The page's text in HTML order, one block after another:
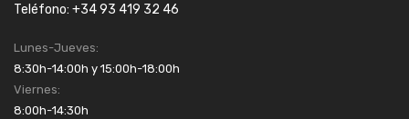
Teléfono: +34 93 419 32 46
Lunes-Jueves:
8:30h-14:00h y 15:00h-18:00h
Viernes:
8:00h-14:30h